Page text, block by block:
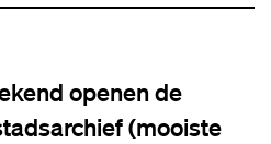
openen de
(mooiste